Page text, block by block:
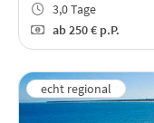
3,0 Tage
ab250 € p.P.